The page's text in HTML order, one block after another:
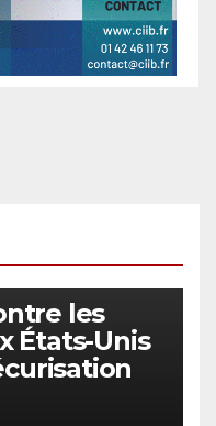
les
États-Unis